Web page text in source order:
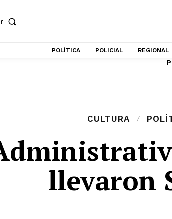
POLÍTICA POLICIAL REGIONAL
CULTURA
llevaron